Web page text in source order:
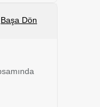
Başa Dön